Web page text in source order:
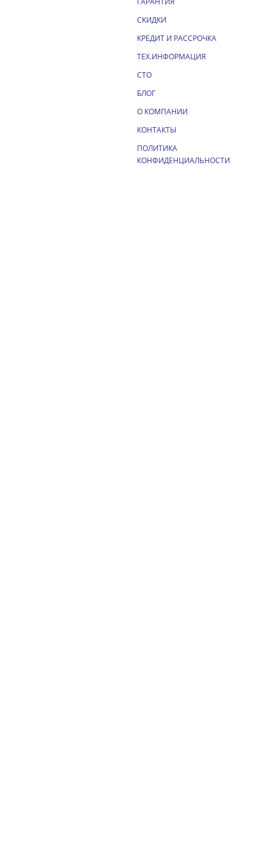
СКИДКИ
КРЕДИТ И РАССРОЧКА
ТЕХ.ИНФОРМАЦИЯ
СТО
БЛОГ
О КОМПАНИИ
КОНТАКТЫ
ПОЛИТИКА
КОНФИДЕНЦИАЛЬНОСТИ